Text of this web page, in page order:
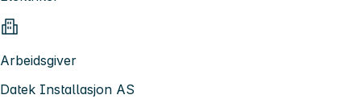
Arbeidsgiver
Datek Installasjon AS